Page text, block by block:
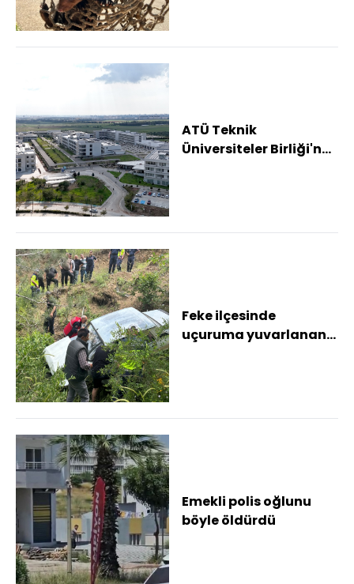
ATÜ Teknik
Üniversiteler Birliği'ne
Feke ilçesinde
uçuruma yuvarlanan
Emekli polis oğlunu
böyle öldürdü